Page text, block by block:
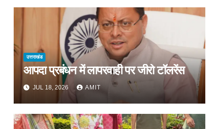
उत्तराखंड
आपदा प्रबंधन में लापरवाही पर जीरो टॉलरेंस
JUL 18, 2026 AMIT